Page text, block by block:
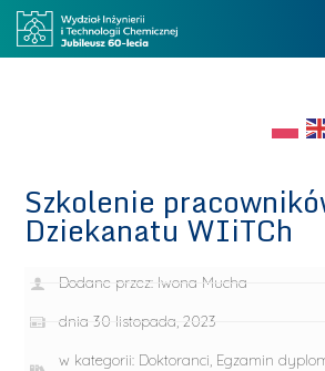
Szkolenie
Dziekanatu WIiTCh
Dodane przez: Iwona Mucha
dnia 30 listopada, 2023
w kategorii: Doktoranci, Egzamin